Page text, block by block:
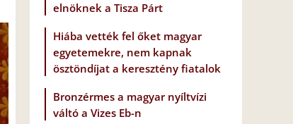
elnöknek a Tisza Párt
Hiába vették fel őket magyar
egyetemekre, nem kapnak
ösztöndíjat a keresztény fiatalok
Bronzérmes a magyar nyíltvízi
váltó a Vizes Eb-n